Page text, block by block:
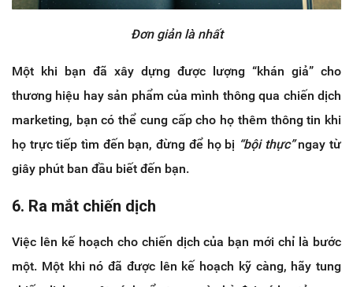
Đơn giản là nhất
Một khi bạn đã xây dựng được lượng “khán giả” cho
thương hiệu hay sản phẩm của mình thông qua chiến dịch
marketing, bạn có thể cung cấp cho họ thêm thông tin khi
họ trực tiếp tìm đến bạn, đừng để họ bị “bội thực”ngay từ
giây phút ban đầu biết đến bạn.
6. Ra mắt chiến dịch
Việc lên kế hoạch cho chiến dịch của bạn mới chỉ là bước
một. Một khi nó đã được lên kế hoạch kỹ càng, hãy tung